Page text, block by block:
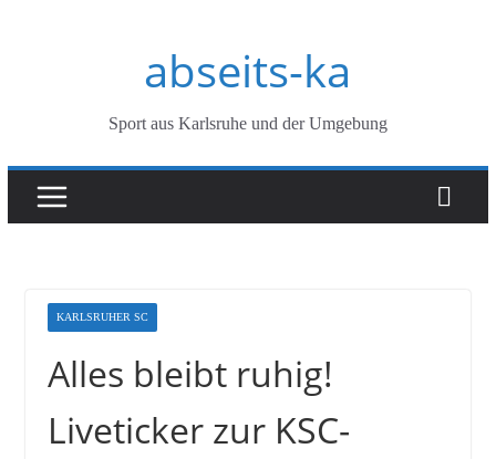
abseits-ka
Sport aus Karlsruhe und der Umgebung
KARLSRUHER SC
Alles bleibt ruhig!
Liveticker zur KSC-